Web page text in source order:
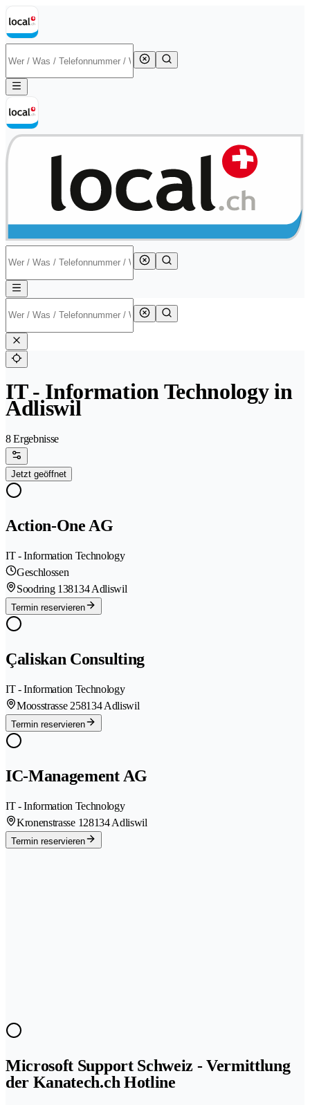
IT - Information Technology in
Adliswil
8 Ergebnisse
Jetzt geöffnet
Action-One AG
IT - Information Technology
Geschlossen
Soodring 138134 Adliswil
Termin reservieren
Çaliskan Consulting
IT - Information Technology
Moosstrasse 258134 Adliswil
Termin reservieren
IC-Management AG
IT - Information Technology
Kronenstrasse 128134 Adliswil
Termin reservieren
Microsoft Support Schweiz - Vermittlung
der Kanatech.ch Hotline